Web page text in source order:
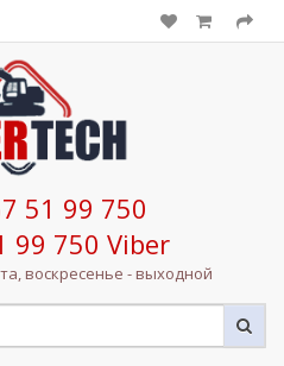
51 99 750
99 750 Viber
воскресенье - выходной